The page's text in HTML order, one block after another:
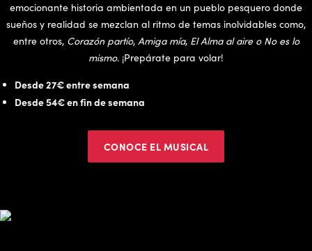
emocionante historia ambientada en un pueblo pesquero donde
sueños y realidad se mezclan al ritmo de temas inolvidables como,
entre otros, Corazón partío, Amiga mía, El Alma al aire o No es lo
mismo. ¡Prepárate para volar!
Desde 27€ entre semana
Desde 54€ en fin de semana
CONOCE EL MUSICAL